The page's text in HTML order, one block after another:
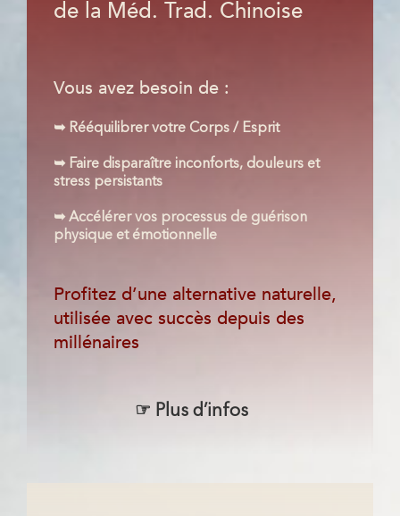
de la Méd. Trad. Chinoise
Vous avez besoin de :
➥ Rééquilibrer votre Corps / Esprit
➥ Faire disparaître inconforts, douleurs et
stress persistants
➥ Accélérer vos processus de guérison
physique et émotionnelle
Profitez d’une alternative naturelle,
utilisée avec succès depuis des
millénaires
☞ Plus d’infos